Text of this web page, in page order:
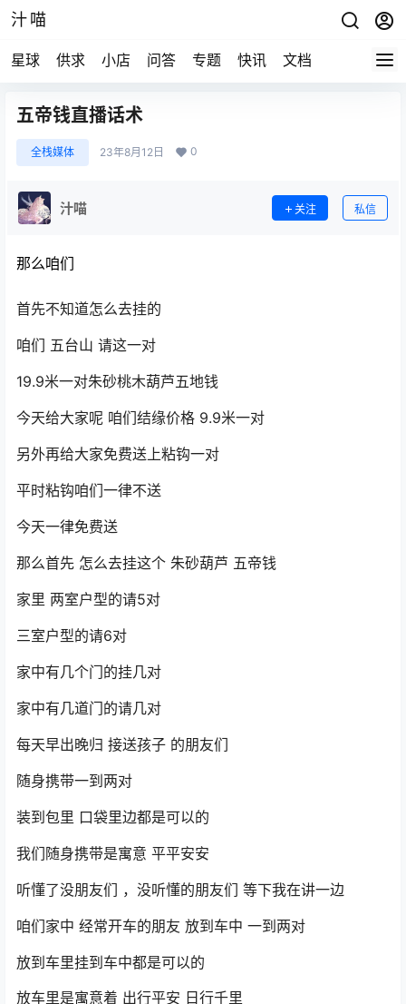
汁喵
星球 供求 小店 问答 专题 快讯 文档
五帝钱直播话术
全栈媒体 23年8月12日 0
汁喵 关注 私信
那么咱们
首先不知道怎么去挂的
咱们 五台山 请这一对
19.9米一对朱砂桃木葫芦五地钱
今天给大家呢 咱们结缘价格 9.9米一对
另外再给大家免费送上粘钩一对
平时粘钩咱们一律不送
今天一律免费送
那么首先 怎么去挂这个 朱砂葫芦 五帝钱
家里 两室户型的请5对
三室户型的请6对
家中有几个门的挂几对
家中有几道门的请几对
每天早出晚归 接送孩子 的朋友们
随身携带一到两对
装到包里 口袋里边都是可以的
我们随身携带是寓意 平平安安
听懂了没朋友们 ，没听懂的朋友们 等下我在讲一边
咱们家中 经常开车的朋友 放到车中 一到两对
放到车里挂到车中都是可以的
放车里是寓意着 出行平安 日行千里